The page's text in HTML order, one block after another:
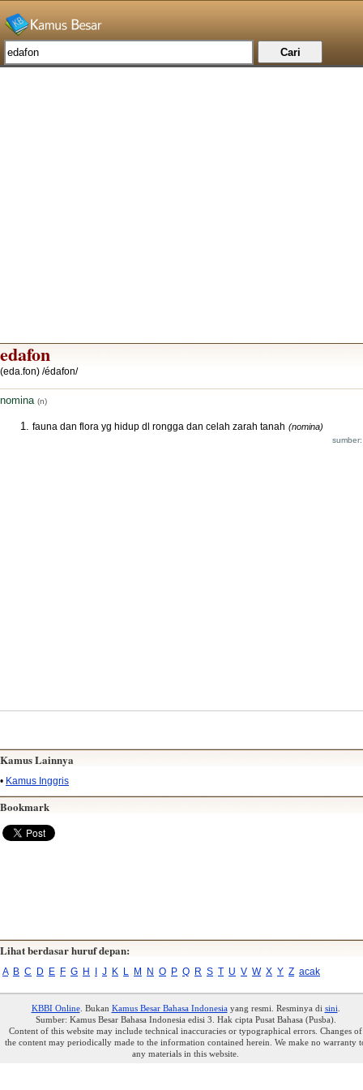
edafon
(eda.fon) /édafon/
nomina (n)
fauna dan flora yg hidup dl rongga dan celah zarah tanah (nomina)
Kamus Lainnya
• Kamus Inggris
Bookmark
Lihat berdasar huruf depan:
A B C D E F G H I J K L M N O P Q R S T U V W X Y Z acak
KBBI Online. Bukan Kamus Besar Bahasa Indonesiayang resmi. Resminya di sini
Sumber: Kamus Besar Bahasa Indonesia edisi 3. Hak cipta Pusat Bahasa (Pusba).
Content of this website may include technical inaccuracies or typographical errors. Changes of
the content may periodically made to the information contained herein. We make no warranty
any materials in this website.